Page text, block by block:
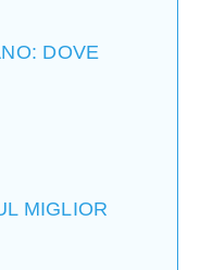
DOVE
MIGLIOR